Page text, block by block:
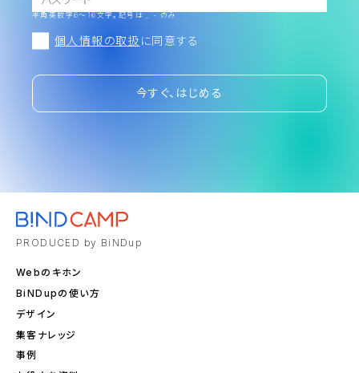
半角英数字6～16文字。記号は _ - のみ
個人情報の取扱 に同意する
今すぐ、はじめる
PRODUCED by BiNDup
Webのキホン
BiNDupの使い方
デザイン
集客ナレッジ
事例